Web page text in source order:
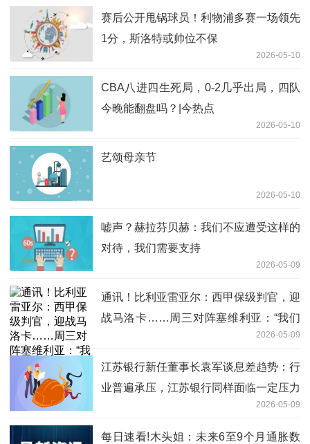
赛后公开甩锅球员！利物浦多赛一场领先
1分，斯洛特或帅位不保
2026-05-10
CBA八进四生死局，0-2几乎出局，四队
今晚能翻盘吗？|今热点
2026-05-10
艺颂母亲节
2026-05-10
嘘声？赫拉芬贝赫：我们不应遭受这样的
对待，我们需要支持
2026-05-09
通讯！比利亚雷亚尔：西甲保级判官，迎
战马洛卡……周三对阵塞维利亚：“我们
2026-05-09
江苏银行新任董事长袁军谈息差趋势：行
业普遍承压，江苏银行同样面临一定压力
2026-05-09
每日速看!木头姐：未来6至9个月通胀数